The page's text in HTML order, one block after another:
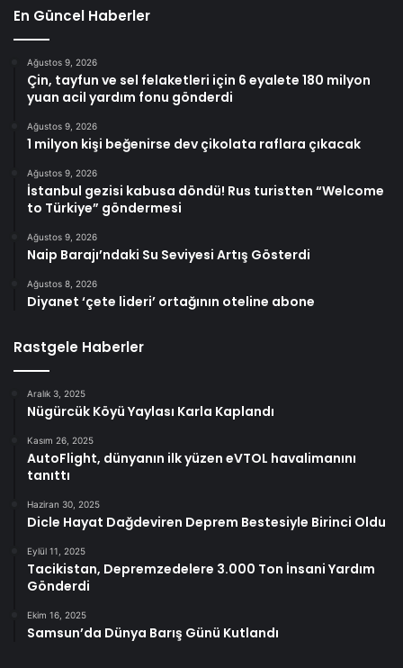
En Güncel Haberler
Ağustos 9, 2026
Çin, tayfun ve sel felaketleri için 6 eyalete 180 milyon
yuan acil yardım fonu gönderdi
Ağustos 9, 2026
1 milyon kişi beğenirse dev çikolata raflara çıkacak
Ağustos 9, 2026
İstanbul gezisi kabusa döndü! Rus turistten “Welcome
to Türkiye” göndermesi
Ağustos 9, 2026
Naip Barajı’ndaki Su Seviyesi Artış Gösterdi
Ağustos 8, 2026
Diyanet ‘çete lideri’ ortağının oteline abone
Rastgele Haberler
Aralık 3, 2025
Nügürcük Köyü Yaylası Karla Kaplandı
Kasım 26, 2025
AutoFlight, dünyanın ilk yüzen eVTOL havalimanını
tanıttı
Haziran 30, 2025
Dicle Hayat Dağdeviren Deprem Bestesiyle Birinci Oldu
Eylül 11, 2025
Tacikistan, Depremzedelere 3.000 Ton İnsani Yardım
Gönderdi
Ekim 16, 2025
Samsun’da Dünya Barış Günü Kutlandı